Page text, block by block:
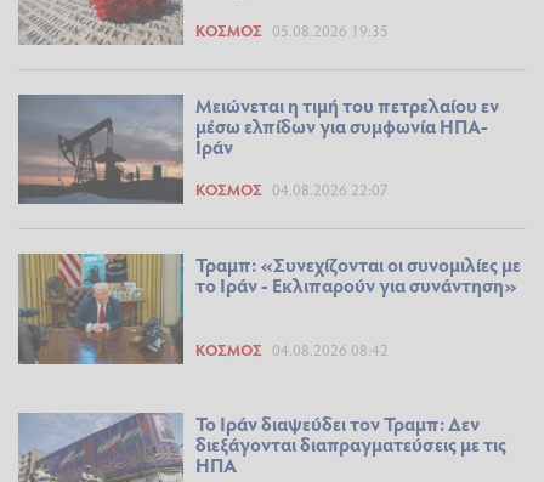
ΚΌΣΜΟΣ 05.08.2026 19:35
Μειώνεται η τιμή του πετρελαίου εν
μέσω ελπίδων για συμφωνία ΗΠΑ-
Ιράν
ΚΌΣΜΟΣ 04.08.2026 22:07
Τραμπ: «Συνεχίζονται οι συνομιλίες με
το Ιράν - Εκλιπαρούν για συνάντηση»
ΚΌΣΜΟΣ 04.08.2026 08:42
Το Ιράν διαψεύδει τον Τραμπ: Δεν
διεξάγονται διαπραγματεύσεις με τις
ΗΠΑ